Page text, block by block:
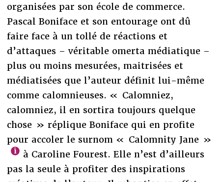
organisées par son école de commerce.
Pascal Boniface et son entourage ont dû
faire face à un tollé de réactions et
d’attaques – véritable omerta médiatique –
plus ou moins mesurées, maitrisées et
médiatisées que l’auteur définit lui-même
comme calomnieuses. « Calomniez,
calomniez, il en sortira toujours quelque
chose » réplique Boniface qui en profite
pour accoler le surnom « Calomnity Jane »
à Caroline Fourest. Elle n’est d’ailleurs
pas la seule à profiter des inspirations